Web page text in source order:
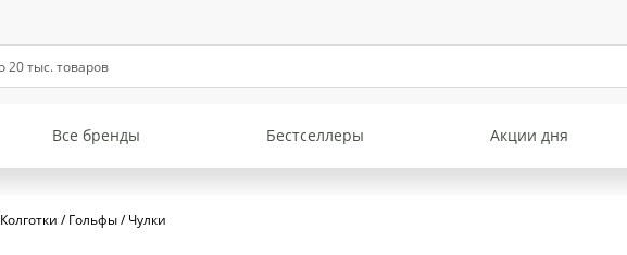
Все бренды Бестселлеры Акции дня
Колготки / Гольфы / Чулки